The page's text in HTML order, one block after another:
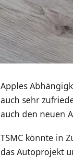
Apples
auch sehr
auch den neuen
TSMC könnte in
das Autoprojekt